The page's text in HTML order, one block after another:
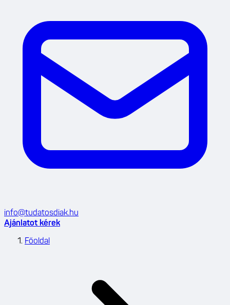
info@tudatosdiak.hu
Ajánlatot kérek
Főoldal